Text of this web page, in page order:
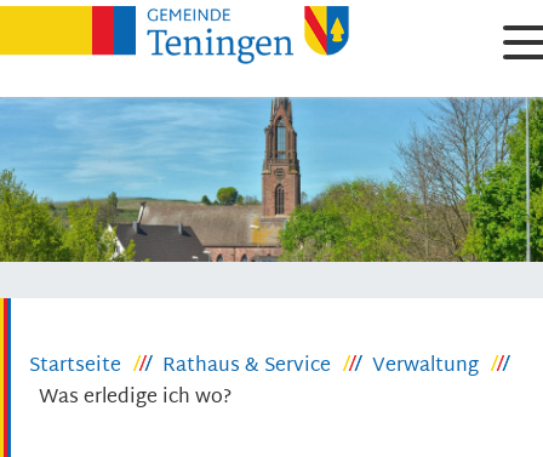
Startseite Rathaus & Service
Verwaltung
Was erledige ich wo?